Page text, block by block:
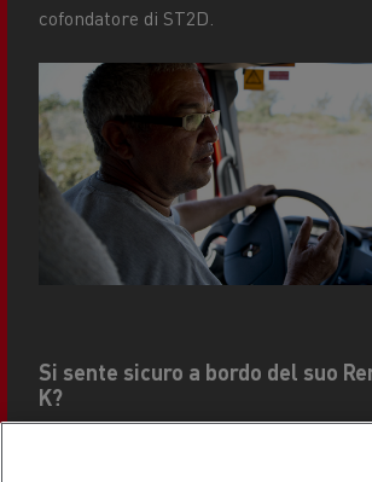
cofondatore di ST2D.
Si sente sicuro a bordo del suo
K?